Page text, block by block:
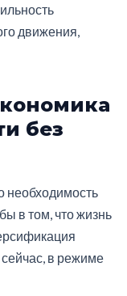
движения,
без
в том, что жизнь
в режиме